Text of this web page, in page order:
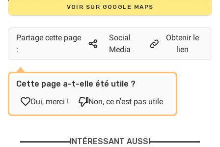
VOIR SUR GOOGLE MAPS
Partage cette page
:
Social
Media
Obtenir le
lien
Cette page a-t-elle été utile ?
Oui, merci !
Non, ce n'est pas utile
INTÉRESSANT AUSSI